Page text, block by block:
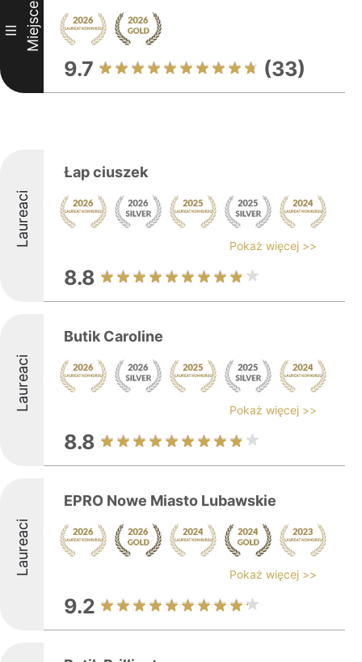
III Miejsce
9.7 (33)
Laureaci
Łap ciuszek
Pokaż więcej >>
8.8
Laureaci
Butik Caroline
Pokaż więcej >>
8.8
Laureaci
EPRO Nowe Miasto Lubawskie
Pokaż więcej >>
9.2